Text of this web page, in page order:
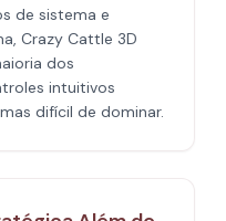
de sistema e
Crazy Cattle 3D
dos
intuitivos
difícil de dominar.